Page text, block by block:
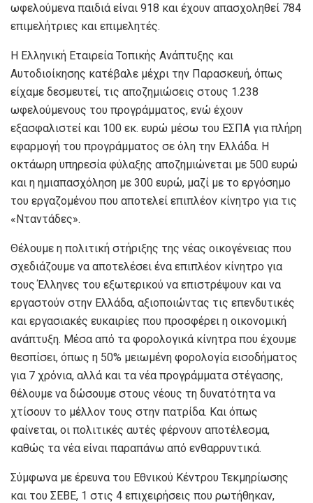
ωφελούμενα παιδιά είναι 918 και έχουν απασχοληθεί 784
επιμελήτριες και επιμελητές.
Η Ελληνική Εταιρεία Τοπικής Ανάπτυξης και
Αυτοδιοίκησης κατέβαλε μέχρι την Παρασκευή, όπως
είχαμε δεσμευτεί, τις αποζημιώσεις στους 1.238
ωφελούμενους του προγράμματος, ενώ έχουν
εξασφαλιστεί και 100 εκ. ευρώ μέσω του ΕΣΠΑ για πλήρη
εφαρμογή του προγράμματος σε όλη την Ελλάδα. Η
οκτάωρη υπηρεσία φύλαξης αποζημιώνεται με 500 ευρώ
και η ημιαπασχόληση με 300 ευρώ, μαζί με το εργόσημο
του εργαζομένου που αποτελεί επιπλέον κίνητρο για τις
«Νταντάδες».
Θέλουμε η πολιτική στήριξης της νέας οικογένειας που
σχεδιάζουμε να αποτελέσει ένα επιπλέον κίνητρο για
τους Έλληνες του εξωτερικού να επιστρέψουν και να
εργαστούν στην Ελλάδα, αξιοποιώντας τις επενδυτικές
και εργασιακές ευκαιρίες που προσφέρει η οικονομική
ανάπτυξη. Μέσα από τα φορολογικά κίνητρα που έχουμε
θεσπίσει, όπως η 50% μειωμένη φορολογία εισοδήματος
για 7 χρόνια, αλλά και τα νέα προγράμματα στέγασης,
θέλουμε να δώσουμε στους νέους τη δυνατότητα να
χτίσουν το μέλλον τους στην πατρίδα. Και όπως
φαίνεται, οι πολιτικές αυτές φέρνουν αποτέλεσμα,
καθώς τα νέα είναι παραπάνω από ενθαρρυντικά.
Σύμφωνα με έρευνα του Εθνικού Κέντρου Τεκμηρίωσης
και του ΣΕΒΕ, 1 στις 4 επιχειρήσεις που ρωτήθηκαν,